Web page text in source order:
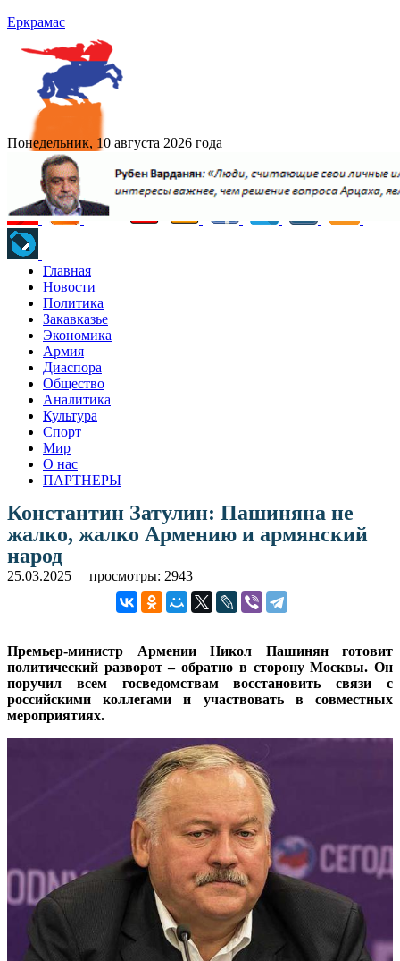
Еркрамас
Понедельник, 10 августа 2026 года
Главная
Новости
Политика
Закавказье
Экономика
Армия
Диаспора
Общество
Аналитика
Культура
Спорт
Мир
О нас
ПАРТНЕРЫ
Константин Затулин: Пашиняна не
жалко, жалко Армению и армянский
народ
25.03.2025 просмотры: 2943
Премьер-министр Армении Никол Пашинян готовит
политический разворот – обратно в сторону Москвы. Он
поручил всем госведомствам восстановить связи с
российскими коллегами и участвовать в совместных
мероприятиях.